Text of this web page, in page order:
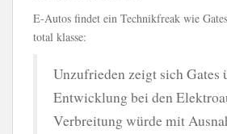
E-Autos findet ein Technikfreak wie
total klasse:
Unzufrieden zeigt sich Gates
Entwicklung bei den
Verbreitung würde mit